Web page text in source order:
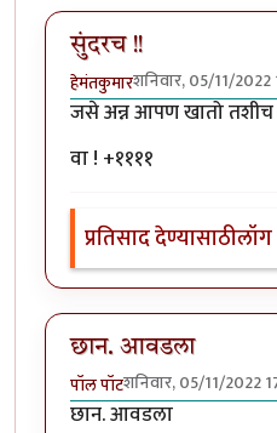
सुंदरच !!
हेमंतकुमारशनिवार, 05/11/2022
जसे अन्न आपण खातो तशीच
वा ! +११११
प्रतिसाद देण्यासाठी
छान. आवडला
पॉल पॉटशनिवार, 05/11/2022
छान. आवडला